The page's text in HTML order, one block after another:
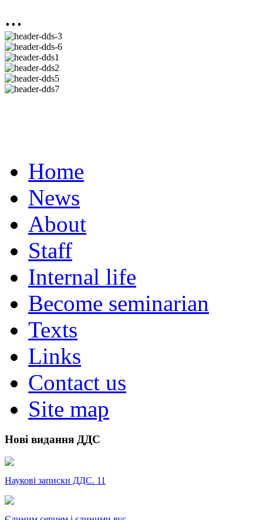
...
Home
News
About
Staff
Internal life
Become seminarian
Texts
Links
Contact us
Site map
Нові видання ДДС
Наукові записки ДДС. 11